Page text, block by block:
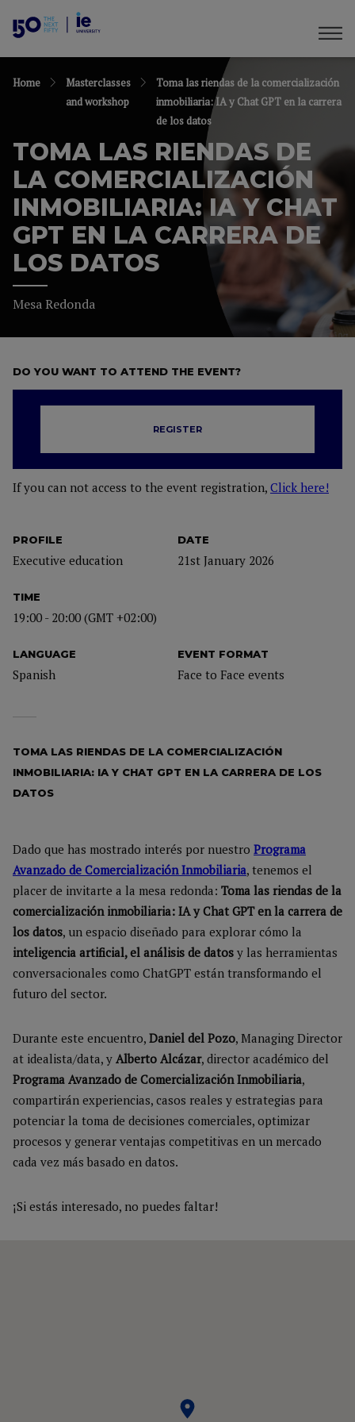
Home
Masterclasses
and workshop
Toma las riendas de la comercialización
inmobiliaria: IA y Chat GPT en la carrera
de los datos
TOMA LAS RIENDAS DE
LA COMERCIALIZACIÓN
INMOBILIARIA: IA Y CHAT
GPT EN LA CARRERA DE
LOS DATOS
Mesa Redonda
PROFILE
Executive education
DATE
21st January 2026
TIME
19:00 - 20:00 (GMT +02:00)
LANGUAGE
Spanish
EVENT FORMAT
Face to Face events
DO YOU WANT TO ATTEND THE EVENT?
REGISTER
If you can not access to the event registration, Click here!
TOMA LAS RIENDAS DE LA COMERCIALIZACIÓN
INMOBILIARIA: IA Y CHAT GPT EN LA CARRERA DE LOS
DATOS
Dado que has mostrado interés por nuestro Programa
Avanzado de Comercialización Inmobiliaria, tenemos el
placer de invitarte a la mesa redonda: Toma las riendas de la
comercialización inmobiliaria: IA y Chat GPT en la carrera de
los datos, un espacio diseñado para explorar cómo la
inteligencia artificial, el análisis de datos y las herramientas
conversacionales como ChatGPT están transformando el
futuro del sector.
Durante este encuentro, Daniel del Pozo, Managing Director
at idealista/data, y Alberto Alcázar, director académico del
Programa Avanzado de Comercialización Inmobiliaria,
compartirán experiencias, casos reales y estrategias para
potenciar la toma de decisiones comerciales, optimizar
procesos y generar ventajas competitivas en un mercado
cada vez más basado en datos.
¡Si estás interesado, no puedes faltar!